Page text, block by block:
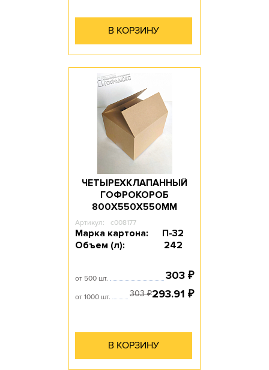
В КОРЗИНУ
ЧЕТЫРЕХКЛАПАННЫЙ
ГОФРОКОРОБ
800Х550Х550ММ
Артикул: c008177
Марка картона:
П-32
Объем (л):
242
от 500 шт. 303 ₽
от 1000 шт. 303₽293.91 ₽
В КОРЗИНУ